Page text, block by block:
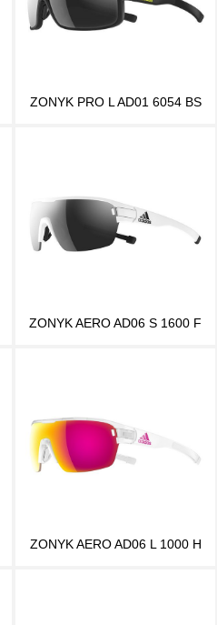
ZONYK PRO L AD01 6054 BS
ZONYK AERO AD06 S 1600 F
ZONYK AERO AD06 L 1000 H